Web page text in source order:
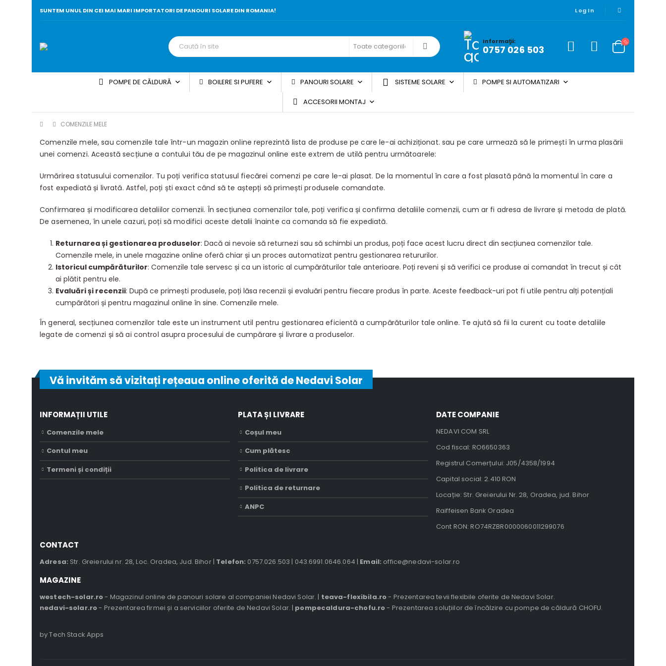
SUNTEM UNUL DIN CEI MAI MARI IMPORTATORI DE PANOURI SOLARE DIN ROMANIA! Log In
Informaţii:
0757 026 503
POMPE DE CĂLDURĂ BOILERE SI PUFERE PANOURI SOLARE SISTEME SOLARE POMPE SI AUTOMATIZARI
ACCESORII MONTAJ
COMENZILE MELE
Comenzile mele, sau comenzile tale într-un magazin online reprezintă lista de produse pe care le-ai achiziționat. sau pe care urmează să le primești în urma plasării
unei comenzi. Această secțiune a contului tău de pe magazinul online este extrem de utilă pentru următoarele:
Urmărirea statusului comenzilor. Tu poți verifica statusul fiecărei comenzi pe care le-ai plasat. De la momentul în care a fost plasată până la momentul în care a
fost expediată și livrată. Astfel, poți ști exact când să te aștepți să primești produsele comandate.
Confirmarea și modificarea detaliilor comenzii. În secțiunea comenzilor tale, poți verifica și confirma detaliile comenzii, cum ar fi adresa de livrare și metoda de plată.
De asemenea, în unele cazuri, poți să modifici aceste detalii înainte ca comanda să fie expediată.
Returnarea și gestionarea produselor: Dacă ai nevoie să returnezi sau să schimbi un produs, poți face acest lucru direct din secțiunea comenzilor tale.
Comenzile mele, in unele magazine online oferă chiar și un proces automatizat pentru gestionarea retururilor.
Istoricul cumpărăturilor: Comenzile tale servesc și ca un istoric al cumpărăturilor tale anterioare. Poți reveni și să verifici ce produse ai comandat în trecut și cât
ai plătit pentru ele.
Evaluări și recenzii: După ce primești produsele, poți lăsa recenzii și evaluări pentru fiecare produs în parte. Aceste feedback-uri pot fi utile pentru alți potențiali
cumpărători și pentru magazinul online în sine. Comenzile mele.
În general, secțiunea comenzilor tale este un instrument util pentru gestionarea eficientă a cumpărăturilor tale online. Te ajută să fii la curent cu toate detaliile
legate de comenzi și să ai control asupra procesului de cumpărare și livrare a produselor.
Vă invităm să vizitați rețeaua online oferită de Nedavi Solar
INFORMAȚII UTILE
Comenzile mele
Contul meu
Termeni și condiții
PLATA ȘI LIVRARE
Coșul meu
Cum plătesc
Politica de livrare
Politica de returnare
ANPC
DATE COMPANIE
NEDAVI COM SRL
Cod fiscal: RO6650363
Registrul Comerțului: J05/4358/1994
Capital social: 2.410 RON
Locație: Str. Greierului Nr. 28, Oradea, jud. Bihor
Raiffeisen Bank Oradea
Cont RON: RO74RZBR0000060011299076
CONTACT
Adresa: Str. Greierului nr. 28, Loc. Oradea, Jud. Bihor | Telefon: 0757.026.503 | 043.6991.0646.064 | Email: office@nedavi-solar.ro
MAGAZINE
westech-solar.ro- Magazinul online de panouri solare al companiei Nedavi Solar. | teava-flexibila.ro- Prezentarea tevii flexibile oferite de Nedavi Solar.
nedavi-solar.ro- Prezentarea firmei și a serviciilor oferite de Nedavi Solar. | pompecaldura-chofu.ro- Prezentarea soluțiilor de încălzire cu pompe de căldură CHOFU.
by Tech Stack Apps